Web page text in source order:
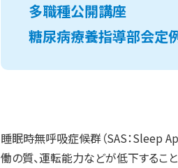
多職種公開講座
糖尿病療養指導部会定
睡眠時無呼吸症候群（SAS：Sleep Apnea Syndrome）は、睡眠中に無呼吸やいびきを繰り返すことにより、良質な睡眠がとれず、日中の活動性や労
働の質、運転能力などが低下するこ